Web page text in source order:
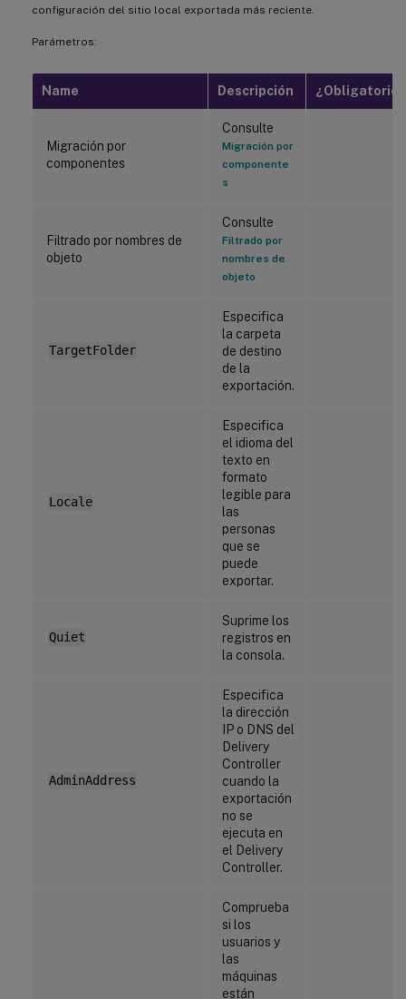
configuración del sitio local exportada más reciente.
Parámetros:
Name Descripción ¿Obligatorio?
Migración por
componentes
Consulte
Migración por
componente
s
Filtrado por nombres de
objeto
Consulte
Filtrado por
nombres de
objeto
TargetFolder
Especifica
la carpeta
de destino
de la
exportación.
Locale
Especifica
el idioma del
texto en
formato
legible para
las
personas
que se
puede
exportar.
Quiet
Suprime los
registros en
la consola.
AdminAddress
Especifica
la dirección
IP o DNS del
Delivery
Controller
cuando la
exportación
no se
ejecuta en
el Delivery
Controller.
Comprueba
si los
usuarios y
las
máquinas
están